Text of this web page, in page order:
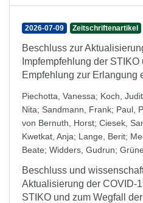
2026-07-09 Zeitschriftenartikel
Beschluss zur
Impfempfehlung der
Empfehlung zur Erlangung
Piechotta, Vanessa; Koch,
Nita; Sandmann, Frank; Paul,
von Bernuth, Horst; Ciesek,
Kwetkat, Anja; Lange, Berit;
Beate; Widders, Gudrun;
Beschluss und
Aktualisierung der COVID-
STIKO und zum Wegfall